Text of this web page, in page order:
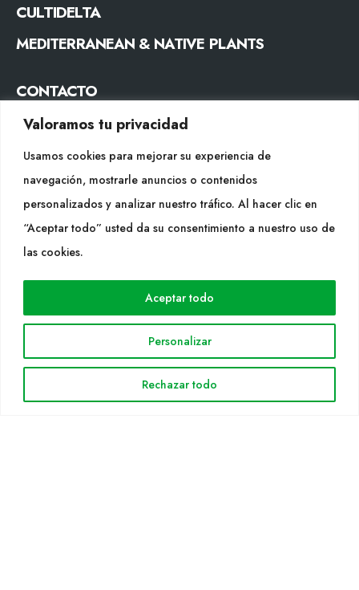
Valoramos tu privacidad
Usamos cookies para mejorar su experiencia de
navegación, mostrarle anuncios o contenidos
personalizados y analizar nuestro tráfico. Al hacer clic en
“Aceptar todo” usted da su consentimiento a nuestro uso de
las cookies.
Personalizar
Rechazar todo
Aceptar todo
CULTIDELTA
MEDITERRANEAN & NATIVE PLANTS
CONTACTO
Tel. +34 977053013
SÍGUENOS
WEB
Cultidelta
Solicitud Catálogo